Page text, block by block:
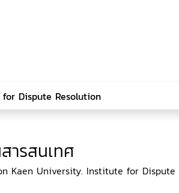
ารสนเทศ
Kaen University. Institute for